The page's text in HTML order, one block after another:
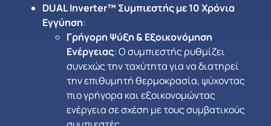
DUAL Inverter™ Συμπιεστής με 10 Χρόνια
Εγγύηση:
Γρήγορη Ψύξη & Εξοικονόμηση
Ενέργειας: Ο συμπιεστής ρυθμίζει
συνεχώς την ταχύτητα για να διατηρεί
την επιθυμητή θερμοκρασία, ψύχοντας
πιο γρήγορα και εξοικονομώντας
ενέργεια σε σχέση με τους συμβατικούς